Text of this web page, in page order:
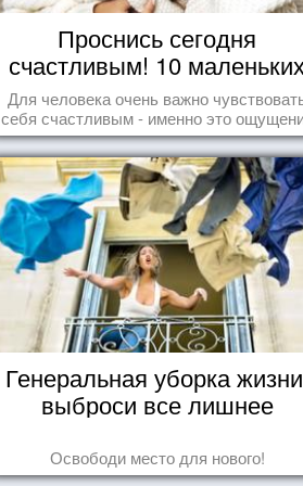
Проснись сегодня
счастливым! 10
радостей настоящего
Счастья
Для человека очень важно
себя счастливым - именно это
дарит позитивные эмоции и
каждый день в маленький праздник.
Генеральная уборка
выброси все лишнее
Освободи место для нового!